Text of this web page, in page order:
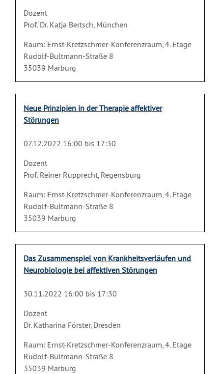
Dozent
Prof. Dr. Katja Bertsch, München
Raum: Ernst-Kretzschmer-Konferenzraum, 4. Etage
Rudolf-Bultmann-Straße 8
35039 Marburg
Neue Prinzipien in der Therapie affektiver
Störungen
07.12.2022 16:00 bis 17:30
Dozent
Prof. Reiner Rupprecht, Regensburg
Raum: Ernst-Kretzschmer-Konferenzraum, 4. Etage
Rudolf-Bultmann-Straße 8
35039 Marburg
Das Zusammenspiel von Krankheitsverläufen und
Neurobiologie bei affektiven Störungen
30.11.2022 16:00 bis 17:30
Dozent
Dr. Katharina Förster, Dresden
Raum: Ernst-Kretzschmer-Konferenzraum, 4. Etage
Rudolf-Bultmann-Straße 8
35039 Marburg